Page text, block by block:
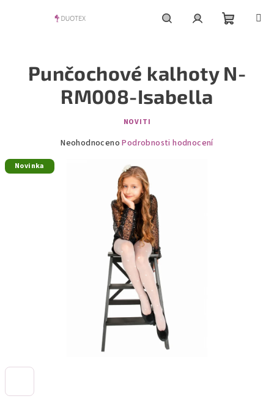
košík
Punčochové kalhoty N-
RM008-Isabella
NOVITI
Průměrné
Neohodnoceno Podrobnosti hodnocení
Novinka